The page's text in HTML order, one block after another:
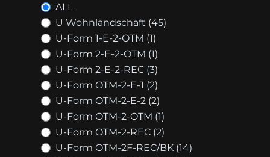
ALL
U Wohnlandschaft (45)
U-Form 1-E-2-OTM (1)
U-Form 2-E-2-OTM (1)
U-Form 2-E-2-REC (3)
U-Form OTM-2-E-1 (2)
U-Form OTM-2-E-2 (2)
U-Form OTM-2-OTM (1)
U-Form OTM-2-REC (2)
U-Form OTM-2F-REC/BK (14)